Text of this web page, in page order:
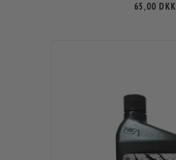
65,00 DKK